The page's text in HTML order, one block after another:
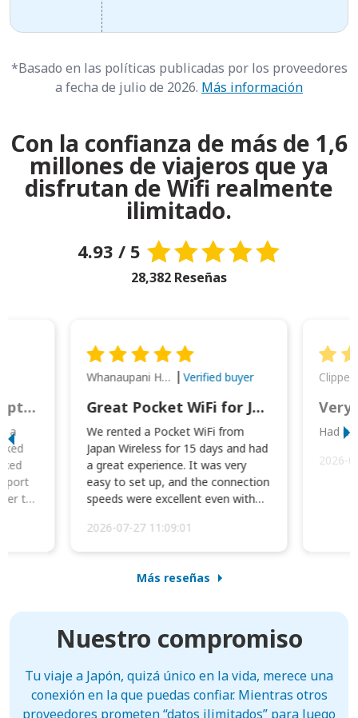
*Basado en las políticas publicadas por los proveedores
a fecha de julio de 2026. Más información
Con la confianza de más de 1,6
millones de viajeros que ya
disfrutan de Wifi realmente
ilimitado.
4.93 / 5
28,382 Reseñas
This was wonderful option to a family of four. Everything worked smoothly.
a
to
Whanaupani Henry Joseph Macown Verified buyer
Great Pocket WiFi for Japan Travel
We rented a Pocket WiFi from
Japan Wireless for 15 days and had
a great experience. It was very
easy to set up, and the connection
speeds were excellent even with
2026-07-27 11:09:01
Very
Had
2026-
Más reseñas
Nuestro compromiso
Tu viaje a Japón, quizá único en la vida, merece una
conexión en la que puedas confiar. Mientras otros
proveedores prometen “datos ilimitados” para luego